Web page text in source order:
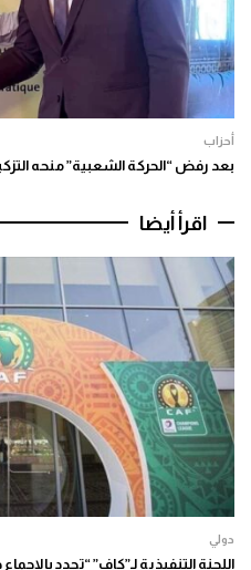
أحزاب
بعد رفض “الحركة الشعبية” منحه
اقرأ أيضا
دولي
اللجنة التنفيذية لـ”كاف” “تجدد بالإجماع